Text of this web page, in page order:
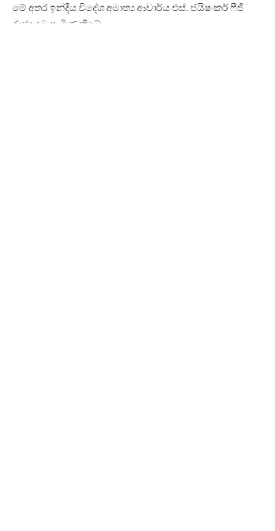
මේ අතර ඉන්දීය විදේශ අමාත්‍ය ආචාර්ය එස්. ජයිෂංකර් ෆීජි
රාජ්‍යයට පැමිණ තිබේ.